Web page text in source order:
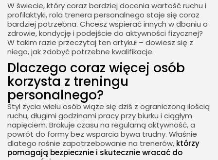
W świecie, który coraz bardziej docenia wartość ruchu i
profilaktyki, rola trenera personalnego staje się coraz
bardziej potrzebna. Chcesz wspierać innych w dbaniu o
zdrowie, kondycję i podejście do aktywności fizycznej?
W takim razie przeczytaj ten artykuł – dowiesz się z
niego, jak zdobyć potrzebne kwalifikacje.
Dlaczego coraz więcej osób
korzysta z treningu
personalnego?
Styl życia wielu osób wiąże się dziś z ograniczoną ilością
ruchu, długimi godzinami pracy przy biurku i ciągłym
napięciem. Brakuje czasu na regularną aktywność, a
powrót do formy bez wsparcia bywa trudny. Właśnie
dlatego rośnie zapotrzebowanie na trenerów, którzy
pomagają bezpiecznie i skutecznie wracać do